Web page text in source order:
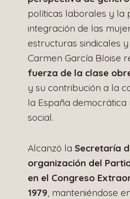
políticas laborales y la
integración de las
estructuras sindicales
Carmen García Bloise
fuerza de la clase
y su contribución a la
la España democrática
social.
Alcanzó la Secretaría
organización del
en el Congreso
1979 , manteniéndose